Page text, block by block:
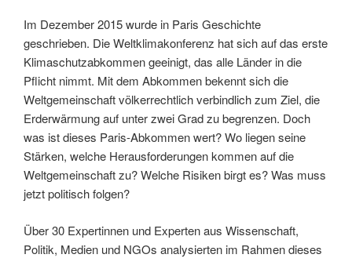
Im Dezember 2015 wurde in Paris Geschichte
geschrieben. Die Weltklimakonferenz hat sich auf das erste
Klimaschutzabkommen geeinigt, das alle Länder in die
Pflicht nimmt. Mit dem Abkommen bekennt sich die
Weltgemeinschaft völkerrechtlich verbindlich zum Ziel, die
Erderwärmung auf unter zwei Grad zu begrenzen. Doch
was ist dieses Paris-Abkommen wert? Wo liegen seine
Stärken, welche Herausforderungen kommen auf die
Weltgemeinschaft zu? Welche Risiken birgt es? Was muss
jetzt politisch folgen?
Über 30 Expertinnen und Experten aus Wissenschaft,
Politik, Medien und NGOs analysierten im Rahmen dieses